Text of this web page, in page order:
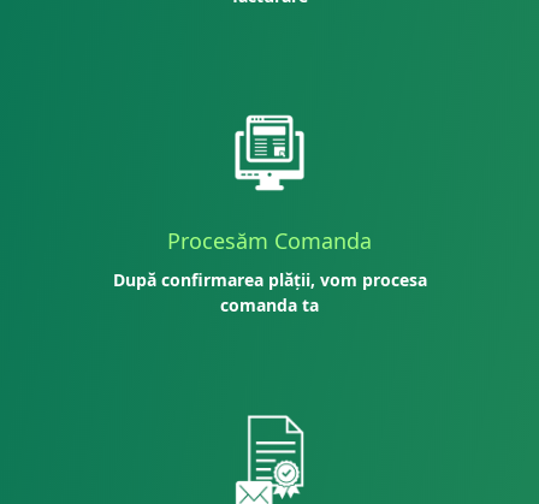
Procesăm Comanda
După confirmarea plății, vom procesa
comanda ta